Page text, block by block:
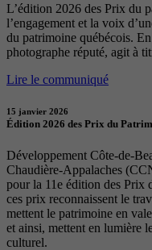
L’édition 2026 des Prix du
l’engagement et la voix
du patrimoine québécois.
photographe réputé, agit à
Lire le communiqué
15 janvier 2026
Édition 2026 des Prix du
Développement Côte-de-
Chaudière-Appalaches
pour la 11e édition des Prix
ces prix reconnaissent le
mettent le patrimoine en
et ainsi, mettent en lumière
culturel.